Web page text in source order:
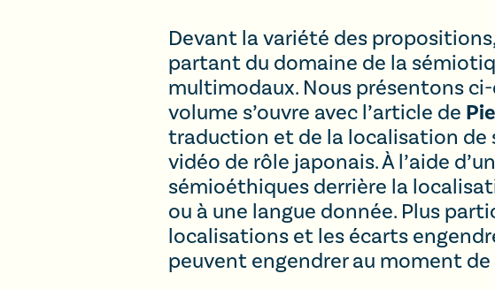
Devant la variété des
partant du domaine de la
multimodaux. Nous présentons
volume s’ouvre avec l’article de
traduction et de la localisation de
vidéo de rôle japonais. À l’aide
sémioéthiques derrière la
ou à une langue donnée. Plus
localisations et les écarts
peuvent engendrer au moment